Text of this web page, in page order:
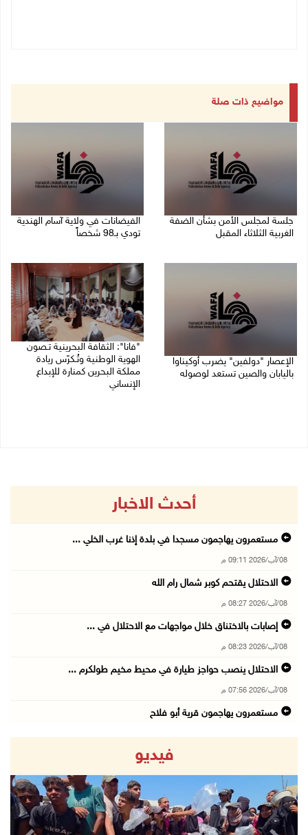
مواضيع ذات صلة
جلسة لمجلس الأمن بشأن الضفة
الغربية الثلاثاء المقبل
الفيضانات في ولاية آسام الهندية
تودي بـ98 شخصاً
الإعصار "دولفين" يضرب أوكيناوا
باليابان والصين تستعد لوصوله
"فانا": الثقافة البحرينية تـصون
الهوية الوطنية وتُـكرّس ريادة
مملكة البحرين كمنارة للإبداع
الإنساني
أحدث الاخبار
مستعمرون يهاجمون مسجدا في بلدة إذنا غرب الخلي ...
08/آب/2026 09:11 م
الاحتلال يقتحم كوبر شمال رام الله
08/آب/2026 08:27 م
إصابات بالاختناق خلال مواجهات مع الاحتلال في ...
08/آب/2026 08:23 م
الاحتلال ينصب حواجز طيارة في محيط مخيم طولكرم ...
08/آب/2026 07:56 م
مستعمرون يهاجمون قرية أبو فلاح
مستعمرون يقتحمون بلدة بيت عور التحتا وقرية جل ...
08/آب/2026 06:39 م
فلسطين تدين الهجوم على ناقلة إماراتية في مضيق ...
08/آب/2026 06:25 م
فيديو